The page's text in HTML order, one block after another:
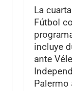
La
Fútbol
incluye
ante
Palermo